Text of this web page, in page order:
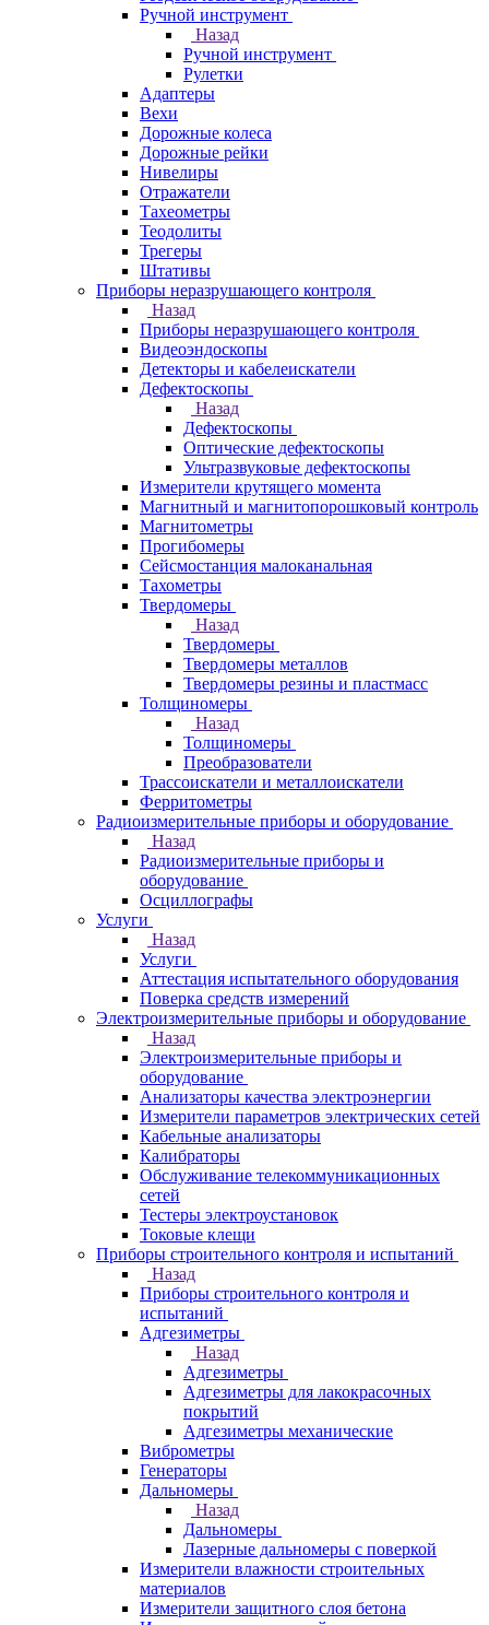
Ручной инструмент
Назад
Ручной инструмент
Рулетки
Адаптеры
Вехи
Дорожные колеса
Дорожные рейки
Нивелиры
Отражатели
Тахеометры
Теодолиты
Трегеры
Штативы
Приборы неразрушающего контроля
Назад
Приборы неразрушающего контроля
Видеоэндоскопы
Детекторы и кабелеискатели
Дефектоскопы
Назад
Дефектоскопы
Оптические дефектоскопы
Ультразвуковые дефектоскопы
Измерители крутящего момента
Магнитный и магнитопорошковый контроль
Магнитометры
Прогибомеры
Сейсмостанция малоканальная
Тахометры
Твердомеры
Назад
Твердомеры
Твердомеры металлов
Твердомеры резины и пластмасс
Толщиномеры
Назад
Толщиномеры
Преобразователи
Трассоискатели и металлоискатели
Ферритометры
Радиоизмерительные приборы и оборудование
Назад
Радиоизмерительные приборы и
оборудование
Осциллографы
Услуги
Назад
Услуги
Аттестация испытательного оборудования
Поверка средств измерений
Электроизмерительные приборы и оборудование
Назад
Электроизмерительные приборы и
оборудование
Анализаторы качества электроэнергии
Измерители параметров электрических сетей
Кабельные анализаторы
Калибраторы
Обслуживание телекоммуникационных
сетей
Тестеры электроустановок
Токовые клещи
Приборы строительного контроля и испытаний
Назад
Приборы строительного контроля и
испытаний
Адгезиметры
Назад
Адгезиметры
Адгезиметры для лакокрасочных
покрытий
Адгезиметры механические
Виброметры
Генераторы
Дальномеры
Назад
Дальномеры
Лазерные дальномеры с поверкой
Измерители влажности строительных
материалов
Измерители защитного слоя бетона